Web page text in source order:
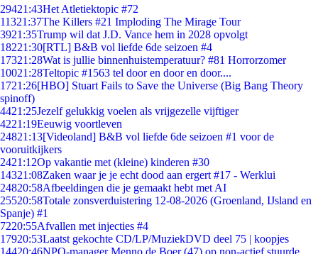
29421:43Het Atletiektopic #72
11321:37The Killers #21 Imploding The Mirage Tour
3921:35Trump wil dat J.D. Vance hem in 2028 opvolgt
18221:30[RTL] B&B vol liefde 6de seizoen #4
17321:28Wat is jullie binnenhuistemperatuur? #81 Horrorzomer
10021:28Teltopic #1563 tel door en door en door....
1721:26[HBO] Stuart Fails to Save the Universe (Big Bang Theory
spinoff)
4421:25Jezelf gelukkig voelen als vrijgezelle vijftiger
4221:19Eeuwig voortleven
24821:13[Videoland] B&B vol liefde 6de seizoen #1 voor de
vooruitkijkers
2421:12Op vakantie met (kleine) kinderen #30
14321:08Zaken waar je je echt dood aan ergert #17 - Werklui
24820:58Afbeeldingen die je gemaakt hebt met AI
25520:58Totale zonsverduistering 12-08-2026 (Groenland, IJsland en
Spanje) #1
7220:55Afvallen met injecties #4
17920:53Laatst gekochte CD/LP/MuziekDVD deel 75 | koopjes
14420:46NPO-manager Menno de Boer (47) op non-actief stuurde